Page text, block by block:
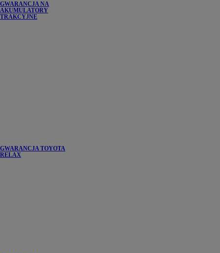
GWARANCJA NA
AKUMULATORY
TRAKCYJNE
GWARANCJA TOYOTA
RELAX